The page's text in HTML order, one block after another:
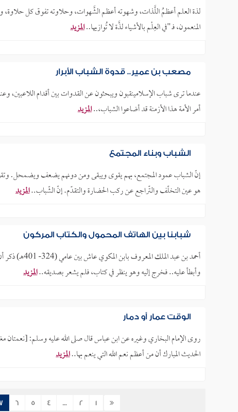
لذة العلم أعظمُ اللَّذات، وشهوته أعظم الشَّهوات، وحلاوته تفوق كل
المنعمون، فـ "في العِلْم بالأشياء لذَّة لا تُوازيها..المزيد
مصعب بن عمير.. قدوة الشباب الأبرار
عندما ترى شباب الإسلامينقبون ويبحثون عن القدوات بين أقدام اللاعبين،
أمر الأمة هذا الأزمنة قد أضاعوا الشباب،..المزيد
الشباب وبناء المجتمع
إنّ الشباب عمود المجتمع، بهم يقوى ويبقى ومن دونهم يضعف ويضمحل.
هو عين التخلّف والتّراجع عن ركب الحضارة والتقدّم. إنّ الشّباب..المزيد
شبابنا بين الهاتف المحمول والكتاب المركون
أحمد بن عبد
وأبطأ عليه.. فخرج إليه وهو ينظر في كتاب، فلم يشعر بصديقه..المزيد
الوقت عمار أو دمار
روى الإمام البخاري وغيره عن ابن عباس قال صلى الله عليه وسلم: [نعمتان
الحديث المبارك أن من أعظم نعم الله التي ينعم بها..المزيد
1
2
...
4
5
6